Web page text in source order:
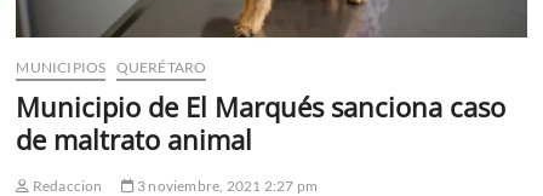
MUNICIPIOS QUERÉTARO
Municipio de El Marqués sanciona caso
de maltrato animal
Redaccion 3 noviembre, 2021 2:27 pm